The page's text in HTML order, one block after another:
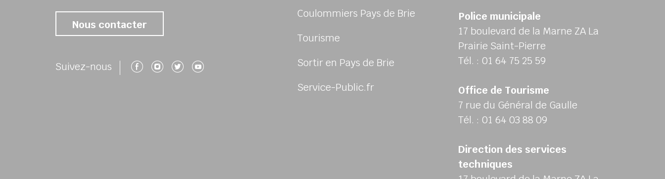
Nous contacter
Suivez-nous Suivez-nous sur Facebook
Suivez-nous sur Instagram
Suivez-nous sur Twitter
Suivez-nous sur Youtube
Coulommiers Pays de Brie
Tourisme
Sortir en Pays de Brie
Service-Public.fr
Police municipale
17 boulevard de la Marne ZA La
Prairie Saint-Pierre
Tél. : 01 64 75 25 59
Office de Tourisme
7 rue du Général de Gaulle
Tél. : 01 64 03 88 09
Direction des services
techniques